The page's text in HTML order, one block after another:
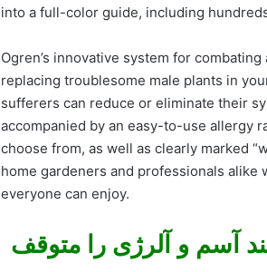
into a full-color guide, including
Ogren’s innovative system for
replacing troublesome male plants in
sufferers can reduce or eliminate their
accompanied by an easy-to-use allergy
choose from, as well as clearly marked
home gardeners and professionals alike
everyone can enjoy.
آسم و آلرژی را متوقف